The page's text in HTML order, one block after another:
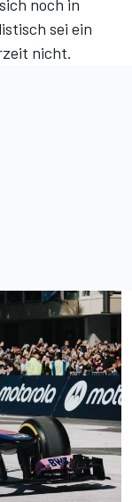
noch in
sei ein
nicht.